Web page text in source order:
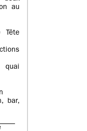
au
Tête
bar,